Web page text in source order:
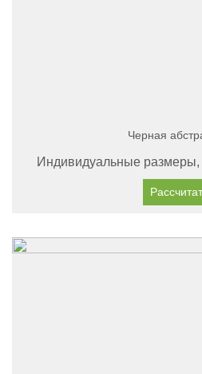
Черная
Индивидуальные